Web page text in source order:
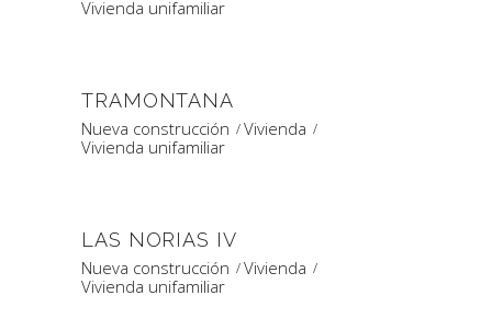
Vivienda unifamiliar
TRAMONTANA
Nueva construcción
Vivienda
Vivienda unifamiliar
LAS NORIAS IV
Nueva construcción
Vivienda
Vivienda unifamiliar